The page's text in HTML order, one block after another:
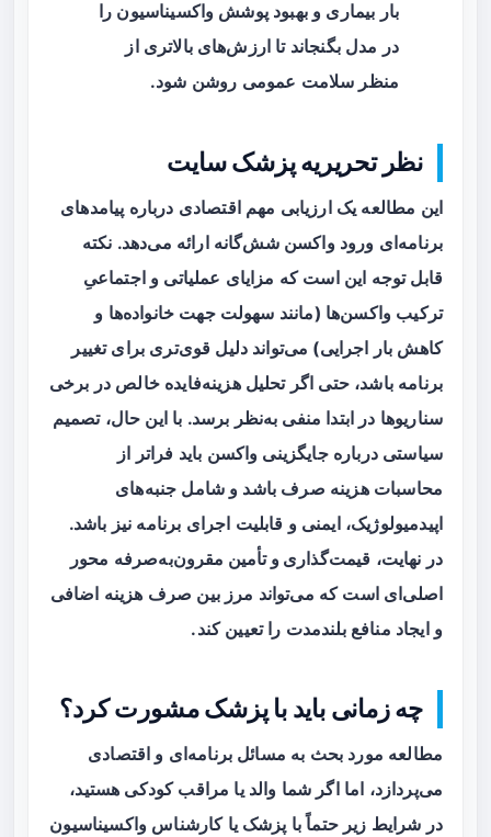
بار بیماری و بهبود پوشش واکسیناسیون را
در مدل بگنجاند تا ارزش‌های بالاتری از
منظر سلامت عمومی روشن شود.
نظر تحریریه پزشک سایت
این مطالعه یک ارزیابی مهم اقتصادی درباره پیامدهای
برنامه‌ای ورود واکسن شش‌گانه ارائه می‌دهد. نکته
قابل توجه این است که مزایای عملیاتی و اجتماعیِ
ترکیب واکسن‌ها (مانند سهولت جهت خانواده‌ها و
کاهش بار اجرایی) می‌تواند دلیل قوی‌تری برای تغییر
برنامه باشد، حتی اگر تحلیل هزینه‌فایده خالص در برخی
سناریوها در ابتدا منفی به‌نظر برسد. با این حال، تصمیم
سیاستی درباره جایگزینی واکسن باید فراتر از
محاسبات هزینه صرف باشد و شامل جنبه‌های
اپیدمیولوژیک، ایمنی و قابلیت اجرای برنامه نیز باشد.
در نهایت، قیمت‌گذاری و تأمین مقرون‌به‌صرفه محور
اصلی‌ای است که می‌تواند مرز بین صرف هزینه اضافی
و ایجاد منافع بلندمدت را تعیین کند.
چه زمانی باید با پزشک مشورت کرد؟
مطالعه مورد بحث به مسائل برنامه‌ای و اقتصادی
می‌پردازد، اما اگر شما والد یا مراقب کودکی هستید،
در شرایط زیر حتماً با پزشک یا کارشناس واکسیناسیون